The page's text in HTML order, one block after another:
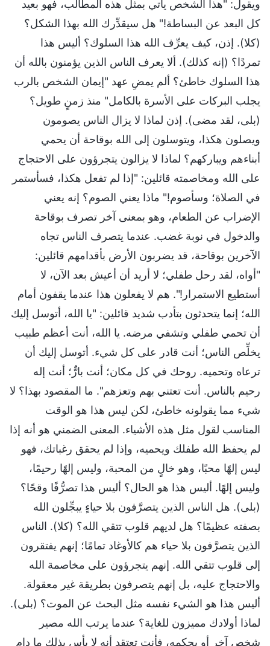
ويقول: "هذا الشخص يأتي بمثل هذه المطالب، فهو بعيد
كل البعد عن البساطة!" هل سيقدِّرك الله بهذا الشكل؟
(كلا). إذن، كيف يعرِّف الله هذا السلوك؟ أليس هذا
تمردًا؟ (إنه كذلك). ألا يعرف الناس الذين يؤمنون بالله أن
هذا السلوك خاطئ؟ ألم يمضِ عهد "إيمان الشخص بالرب
يجلب البركات على الأسرة بالكامل" منذ زمنٍ طويل؟
(بلى، لقد مضى). إذن لماذا لا يزال الناس يصومون
ويصلون هكذا، ويتوسلون إلى الله بوقاحة أن يحمي
أبناءهم ويباركهم؟ لماذا لا يزالون يتجرؤون على الاحتجاج
على الله ومخاصمته قائلين: "إذا لم تفعل هكذا، فسأستمر
في الصلاة؛ وسأصوم!" ماذا يعني الصوم؟ إنه يعني
الإضراب عن الطعام، وهو بمعنى آخر تصرف بوقاحة
والدخول في نوبة غضب. عندما يتصرف الناس تجاه
الآخرين بوقاحة، قد يضربون الأرض بأقدامهم قائلين:
"أواه، لقد رحل طفلي؛ لا أريد أن أعيش بعد الآن، لا
أستطيع الاستمرار!". هم لا يفعلون هذا عندما يقفون أمام
الله؛ إنما يتحدثون بتأدب شديد قائلين: "يا الله، أتوسل إليك
أن تحمي طفلي وتشفي مرضه. يا الله، أنت أعظم طبيب
يخلِّص الناس؛ أنت قادر على كل شيء. أتوسل إليك أن
ترعاه وتحميه. روحك في كل مكان؛ أنت بارٌّ؛ أنت إله
رحيم بالناس. أنت تعتني بهم وتعزهم". ما المقصود بهذا؟ لا
شيء مما يقولونه خاطئ، لكن ليس هذا هو الوقت
المناسب لقول مثل هذه الأشياء. المعنى الضمني هو أنه إذا
لم يحفظ الله طفلك ويحميه، وإذا لم يحقق رغباتك، فهو
ليس إلهًا محبًا، وهو خالٍ من المحبة، وليس إلهًا رحيمًا،
وليس إلهًا. أليس هذا هو الحال؟ أليس هذا تصرُّفًا وقحًا؟
(بلى). هل الناس الذين يتصرَّفون بلا حياءٍ يبجِّلون الله
بصفته عظيمًا؟ هل لديهم قلوب تتقي الله؟ (كلا). الناس
الذين يتصرَّفون بلا حياء هم كالأوغاد تمامًا؛ إنهم يفتقرون
إلى قلوب تتقي الله. إنهم يتجرؤون على مخاصمة الله
والاحتجاج عليه، بل إنهم يتصرفون بطريقة غير معقولة.
أليس هذا هو الشيء نفسه مثل البحث عن الموت؟ (بلى).
لماذا أولادك مميزون للغاية؟ عندما يرتب الله مصير
شخص آخر أو يحكمه، فأنت تعتقد أنه لا بأس بذلك ما دام